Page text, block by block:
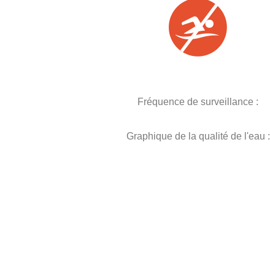
Fréquence de surveillance :
Graphique de la qualité de l'eau :